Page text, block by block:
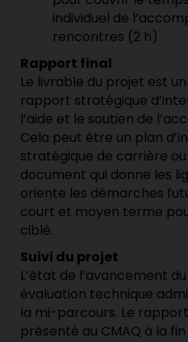
individuel de
rencontres (2 h)
Rapport final
Le livrable du projet est
rapport stratégique
l’aide et le soutien de
Cela peut être un plan
stratégique de carrière
document qui donne les
oriente les démarches
court et moyen terme
ciblé.
Suivi du projet
L’état de l’avancement
évaluation technique
la mi-parcours. Le
présenté au CMAQ à la